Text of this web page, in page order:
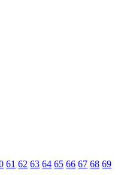
61 62 63 64 65 66 67 68 69